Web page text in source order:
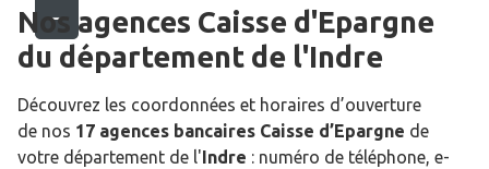
Nos agences Caisse d'Epargne
du département de l'Indre
Découvrez les coordonnées et horaires d’ouverture
de nos 17 agences bancaires Caisse d’Epargne de
votre département de l'Indre : numéro de téléphone, e-